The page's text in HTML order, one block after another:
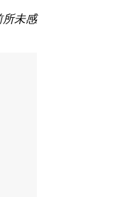
所未感